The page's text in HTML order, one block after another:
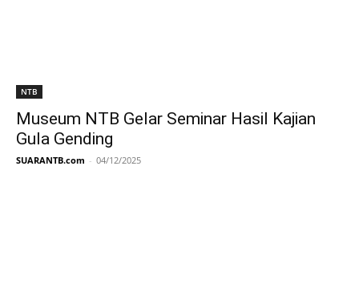
NTB
Museum NTB Gelar Seminar Hasil Kajian
Gula Gending
SUARANTB.com - 04/12/2025